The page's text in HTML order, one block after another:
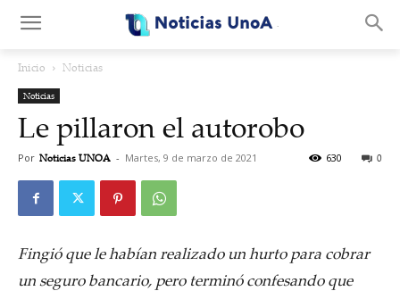
Inicio Noticias
Noticias
Le pillaron el autorobo
Por Noticias UNOA - Martes, 9 de marzo de 2021 0
630
Fingió que le habían realizado un hurto para cobrar
un seguro bancario, pero terminó confesando que